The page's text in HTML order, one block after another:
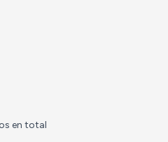
en total